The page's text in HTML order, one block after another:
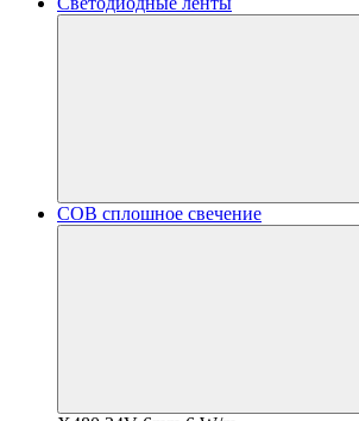
COB сплошное свечение